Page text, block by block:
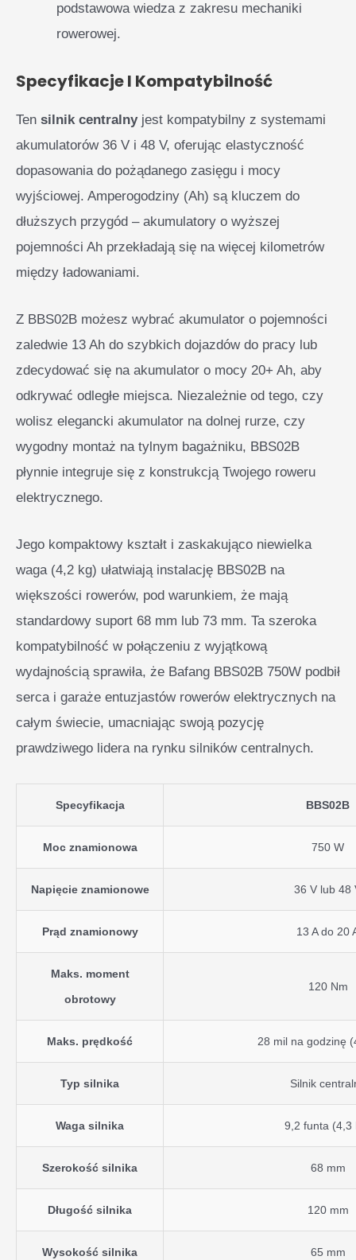
podstawowa wiedza z zakresu mechaniki
rowerowej.
Specyfikacje I Kompatybilność
Ten silnik centralnyjest kompatybilny z systemami
akumulatorów 36 V i 48 V, oferując elastyczność
dopasowania do pożądanego zasięgu i mocy
wyjściowej. Amperogodziny (Ah) są kluczem do
dłuższych przygód – akumulatory o wyższej
pojemności Ah przekładają się na więcej kilometrów
między ładowaniami.
Z BBS02B możesz wybrać akumulator o pojemności
zaledwie 13 Ah do szybkich dojazdów do pracy lub
zdecydować się na akumulator o mocy 20+ Ah, aby
odkrywać odległe miejsca. Niezależnie od tego, czy
wolisz elegancki akumulator na dolnej rurze, czy
wygodny montaż na tylnym bagażniku, BBS02B
płynnie integruje się z konstrukcją Twojego roweru
elektrycznego.
Jego kompaktowy kształt i zaskakująco niewielka
waga (4,2 kg) ułatwiają instalację BBS02B na
większości rowerów, pod warunkiem, że mają
standardowy suport 68 mm lub 73 mm. Ta szeroka
kompatybilność w połączeniu z wyjątkową
wydajnością sprawiła, że Bafang BBS02B 750W podbił
serca i garaże entuzjastów rowerów elektrycznych na
całym świecie, umacniając swoją pozycję
prawdziwego lidera na rynku silników centralnych.
Specyfikacja BBS02B
Moc znamionowa 750 W
Napięcie znamionowe 36 V lub 48
Prąd znamionowy 13 A do 20
Maks. moment
obrotowy
120 Nm
Maks. prędkość 28 mil na godzinę
Typ silnika Silnik
Waga silnika 9,2 funta (4,3
Szerokość silnika 68 mm
Długość silnika 120 mm
Wysokość silnika 65 mm